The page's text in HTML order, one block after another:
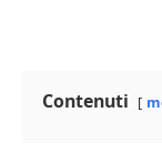
Contenuti